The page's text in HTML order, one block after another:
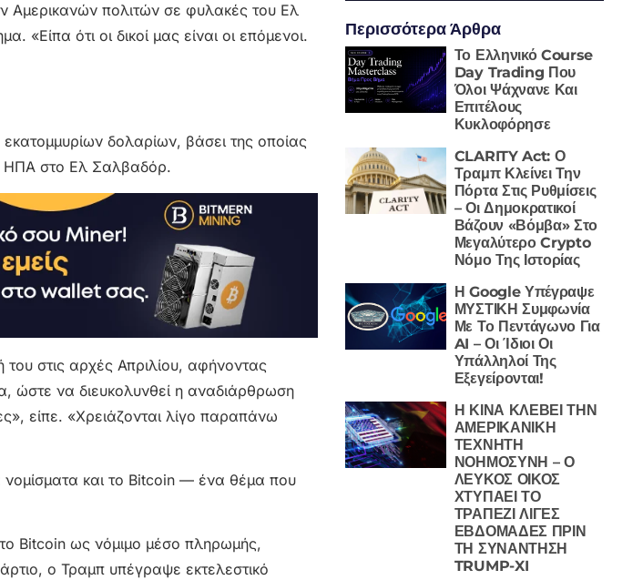
Αμερικανών πολιτών σε φυλακές του Ελ
«Είπα ότι οι δικοί μας είναι οι επόμενοι.
δολαρίων, βάσει της οποίας
ΗΠΑ στο Ελ Σαλβαδόρ.
στις αρχές Απριλίου, αφήνοντας
ώστε να διευκολυνθεί η αναδιάρθρωση
είπε. «Χρειάζονται λίγο παραπάνω
και το Bitcoin — ένα θέμα που
Bitcoin ως νόμιμο μέσο πληρωμής,
ο Τραμπ υπέγραψε εκτελεστικό
Περισσότερα Άρθρα
Το Ελληνικό Course
Day Trading Που
Όλοι Ψάχνανε Και
Επιτέλους
Κυκλοφόρησε
CLARITY Act: Ο
Τραμπ Κλείνει Την
Πόρτα Στις Ρυθμίσεις
– Οι Δημοκρατικοί
Βάζουν «Βόμβα» Στο
Μεγαλύτερο Crypto
Νόμο Της Ιστορίας
Η Google Υπέγραψε
ΜΥΣΤΙΚΗ Συμφωνία
Με Το Πεντάγωνο Για
AI – Οι Ίδιοι Οι
Υπάλληλοί Της
Εξεγείρονται!
Η ΚΙΝΑ ΚΛΕΒΕΙ ΤΗΝ
ΑΜΕΡΙΚΑΝΙΚΗ
ΤΕΧΝΗΤΗ
ΝΟΗΜΟΣΥΝΗ – Ο
ΛΕΥΚΟΣ ΟΙΚΟΣ
ΧΤΥΠΑΕΙ ΤΟ
ΤΡΑΠΕΖΙ ΛΙΓΕΣ
ΕΒΔΟΜΑΔΕΣ ΠΡΙΝ
ΤΗ ΣΥΝΑΝΤΗΣΗ
TRUMP-XI